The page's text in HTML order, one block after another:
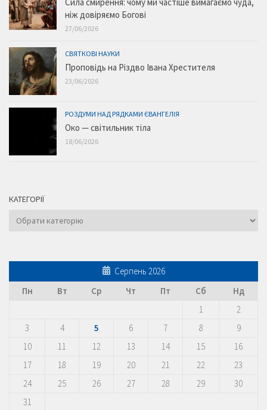
ніж довіряємо Богові
27/06/2026
СВЯТКОВІ НАУКИ
Проповідь на Різдво Івана Хрестителя
23/06/2026
РОЗДУМИ НАД РЯДКАМИ ЄВАНГЕЛІЯ
Око — світильник тіла
18/06/2026
КАТЕГОРІЇ
Категорії
Серпень 2026
Пн
Вт Ср Чт Пт Сб
Нд
1
2
3
4 5 6 7 8
9
10
11 12 13 14 15
16
17
18 19 20 21 22
23
24
25 26 27 28 29
30
31